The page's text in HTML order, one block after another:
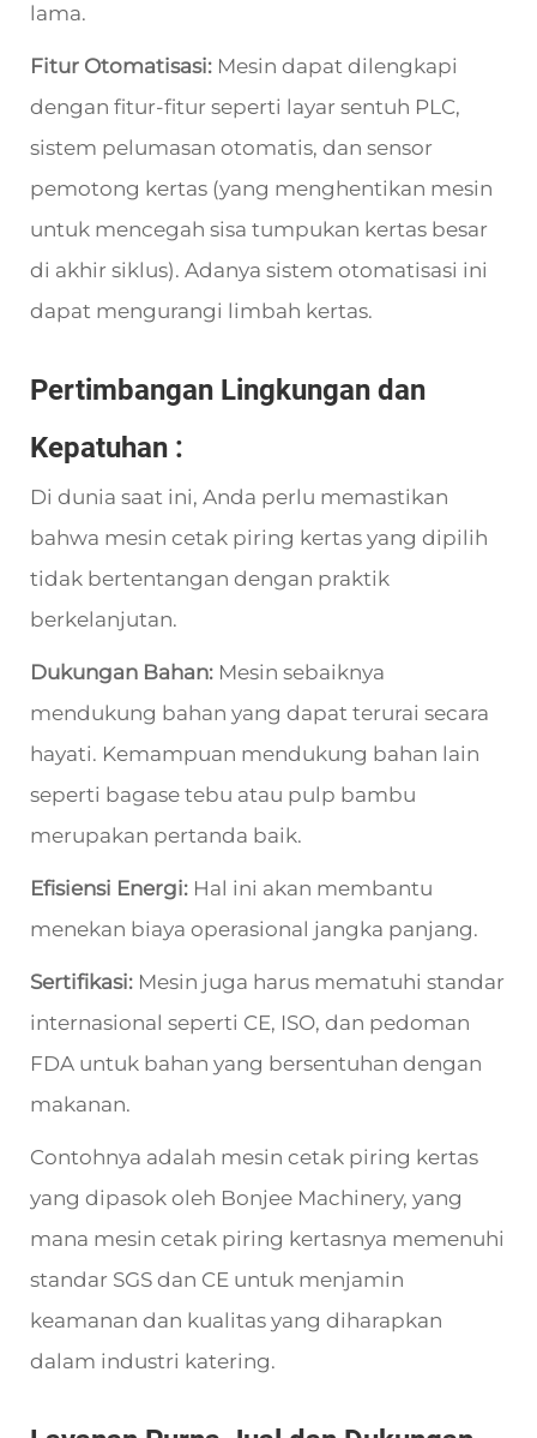
lama.
Fitur Otomatisasi: Mesin dapat dilengkapi
dengan fitur-fitur seperti layar sentuh PLC,
sistem pelumasan otomatis, dan sensor
pemotong kertas (yang menghentikan mesin
untuk mencegah sisa tumpukan kertas besar
di akhir siklus). Adanya sistem otomatisasi ini
dapat mengurangi limbah kertas.
Pertimbangan Lingkungan dan
Kepatuhan :
Di dunia saat ini, Anda perlu memastikan
bahwa mesin cetak piring kertas yang dipilih
tidak bertentangan dengan praktik
berkelanjutan.
Dukungan Bahan: Mesin sebaiknya
mendukung bahan yang dapat terurai secara
hayati. Kemampuan mendukung bahan lain
seperti bagase tebu atau pulp bambu
merupakan pertanda baik.
Efisiensi Energi: Hal ini akan membantu
menekan biaya operasional jangka panjang.
Sertifikasi: Mesin juga harus mematuhi standar
internasional seperti CE, ISO, dan pedoman
FDA untuk bahan yang bersentuhan dengan
makanan.
Contohnya adalah mesin cetak piring kertas
yang dipasok oleh Bonjee Machinery, yang
mana mesin cetak piring kertasnya memenuhi
standar SGS dan CE untuk menjamin
keamanan dan kualitas yang diharapkan
dalam industri katering.